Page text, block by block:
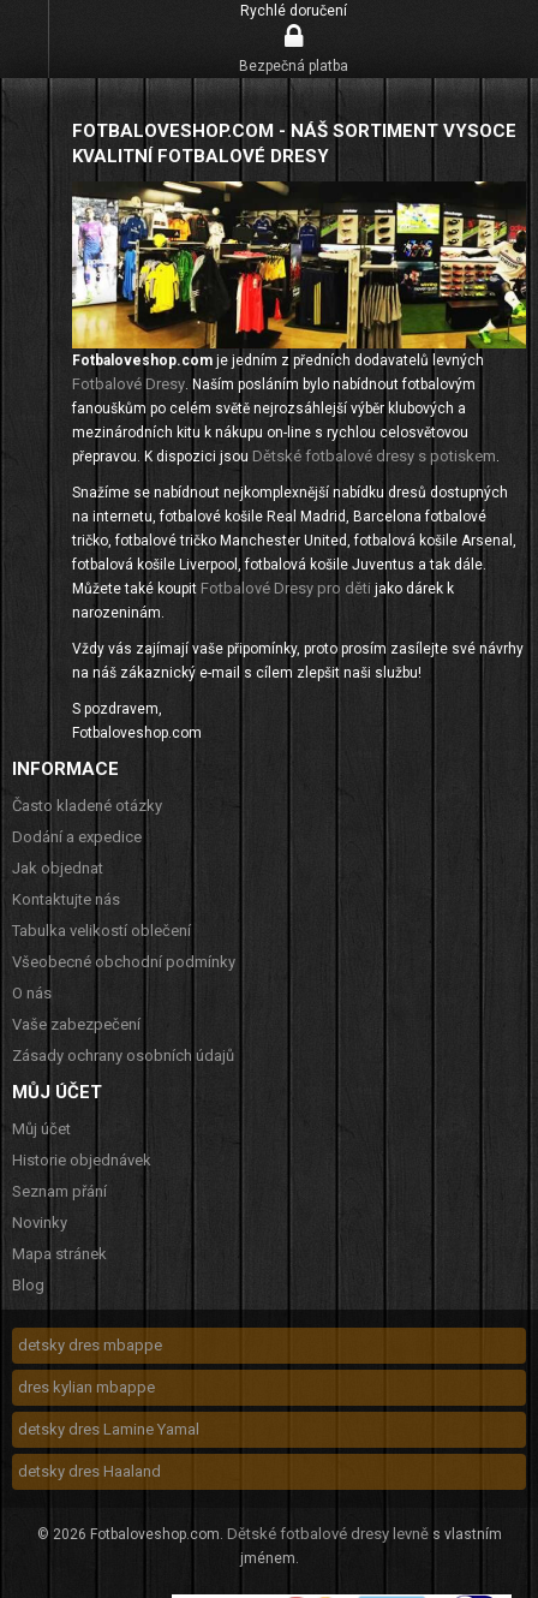
Rychlé doručení
Bezpečná platba
FOTBALOVESHOP.COM - NÁŠ SORTIMENT VYSOCE
KVALITNÍ FOTBALOVÉ DRESY
Fotbaloveshop.com je jedním z předních dodavatelů levných
Fotbalové Dresy. Naším posláním bylo nabídnout fotbalovým
fanouškům po celém světě nejrozsáhlejší výběr klubových a
mezinárodních kitu k nákupu on-line s rychlou celosvětovou
přepravou. K dispozici jsou Dětské fotbalové dresy s potiskem.
Snažíme se nabídnout nejkomplexnější nabídku dresů dostupných
na internetu, fotbalové košile Real Madrid, Barcelona fotbalové
tričko, fotbalové tričko Manchester United, fotbalová košile Arsenal,
fotbalová košile Liverpool, fotbalová košile Juventus a tak dále.
Můžete také koupit Fotbalové Dresy pro děti jako dárek k
narozeninám.
Vždy vás zajímají vaše připomínky, proto prosím zasílejte své návrhy
na náš zákaznický e-mail s cílem zlepšit naši službu!
S pozdravem,
Fotbaloveshop.com
INFORMACE
Často kladené otázky
Dodání a expedice
Jak objednat
Kontaktujte nás
Tabulka velikostí oblečení
Všeobecné obchodní podmínky
O nás
Vaše zabezpečení
Zásady ochrany osobních údajů
MŮJ ÚČET
Můj účet
Historie objednávek
Seznam přání
Novinky
Mapa stránek
Blog
detsky dres mbappe
dres kylian mbappe
detsky dres Lamine Yamal
detsky dres Haaland
© 2026 Fotbaloveshop.com. Dětské fotbalové dresy levněs vlastním
jménem.